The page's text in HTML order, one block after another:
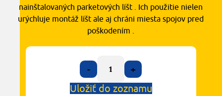
nainštalovaných parketových líšt . Ich použitie nielen
urýchluje montáž líšt ale aj chráni miesta spojov pred
poškodením .
-
+
Uložiť do zoznamu